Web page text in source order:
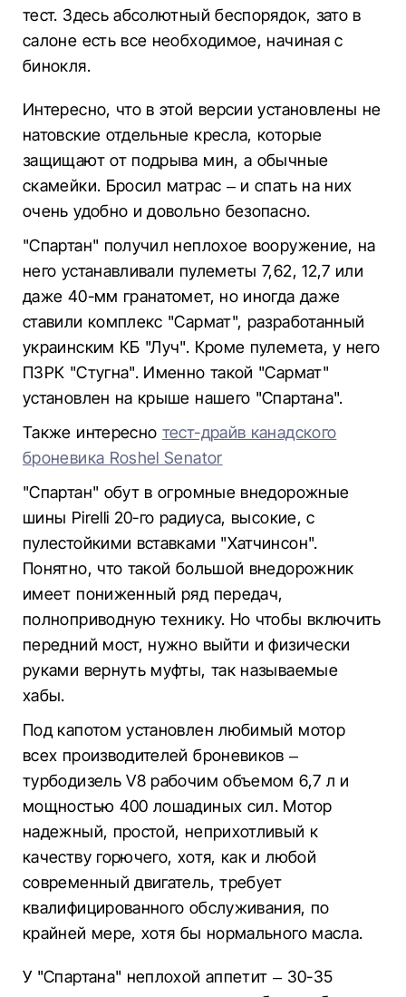
тест. Здесь абсолютный беспорядок, зато в
салоне есть все необходимое, начиная с
бинокля.
Интересно, что в этой версии установлены не
натовские отдельные кресла, которые
защищают от подрыва мин, а обычные
скамейки. Бросил матрас – и спать на них
очень удобно и довольно безопасно.
"Спартан" получил неплохое вооружение, на
него устанавливали пулеметы 7,62, 12,7 или
даже 40-мм гранатомет, но иногда даже
ставили комплекс "Сармат", разработанный
украинским КБ "Луч". Кроме пулемета, у него
ПЗРК "Стугна". Именно такой "Сармат"
установлен на крыше нашего "Спартана".
Также интересно тест-драйв канадского
броневика Roshel Senator
"Спартан" обут в огромные внедорожные
шины Pirelli 20-го радиуса, высокие, с
пулестойкими вставками "Хатчинсон".
Понятно, что такой большой внедорожник
имеет пониженный ряд передач,
полноприводную технику. Но чтобы включить
передний мост, нужно выйти и физически
руками вернуть муфты, так называемые
хабы.
Под капотом установлен любимый мотор
всех производителей броневиков –
турбодизель V8 рабочим объемом 6,7 л и
мощностью 400 лошадиных сил. Мотор
надежный, простой, неприхотливый к
качеству горючего, хотя, как и любой
современный двигатель, требует
квалифицированного обслуживания, по
крайней мере, хотя бы нормального масла.
У "Спартана" неплохой аппетит – 30-35